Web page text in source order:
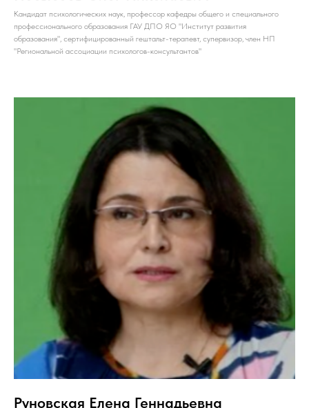
Кандидат психологических наук, профессор кафедры общего и специального
профессионального образования ГАУ ДПО ЯО "Институт развития
образования", сертифицированный гештальт-терапевт, супервизор, член НП
"Региональной ассоциации психологов-консультантов"
Руновская Елена Геннадьевна